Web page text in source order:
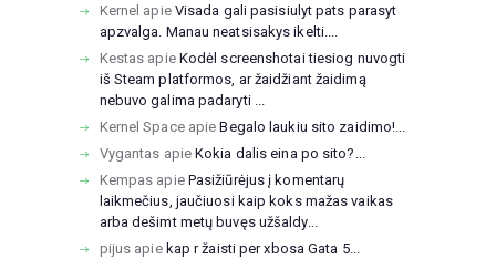
Kernel apie Visada gali pasisiulyt pats parasyt
apzvalga. Manau neatsisakys ikelti....
Kestas apie Kodėl screenshotai tiesiog nuvogti
iš Steam platformos, ar žaidžiant žaidimą
nebuvo galima padaryti ...
Kernel SpaceapieBegalo laukiu sito zaidimo!...
Vygantas apieKokia dalis eina po sito?...
Kempas apie Pasižiūrėjus į komentarų
laikmečius, jaučiuosi kaip koks mažas vaikas
arba dešimt metų buvęs užšaldy...
pijus apie kap r žaisti per xbosa Gata 5...